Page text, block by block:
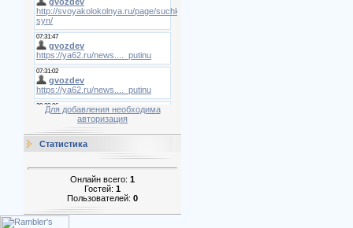
Для добавления необходима
авторизация
Статистика
Онлайн всего: 1
Гостей: 1
Пользователей: 0